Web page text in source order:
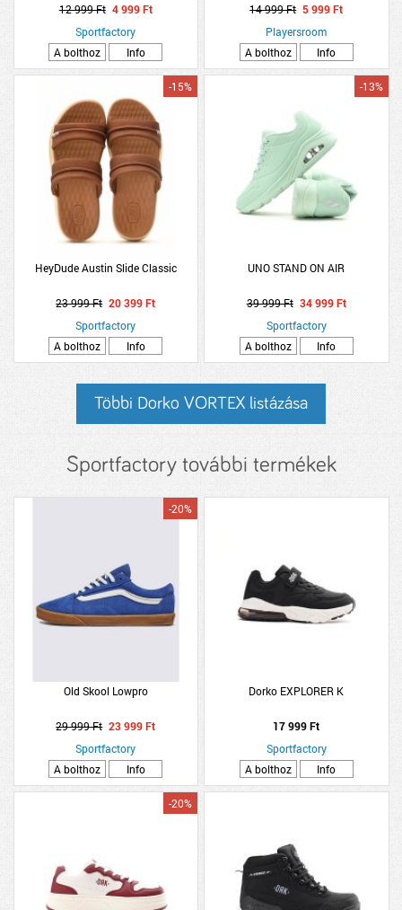
12 999 Ft 4 999 Ft
Sportfactory
A bolthoz
Info
14 999 Ft 5 999 Ft
Playersroom
A bolthoz
Info
HeyDude Austin Slide Classic
-15%
23 999 Ft 20 399 Ft
Sportfactory
A bolthoz
Info
UNO STAND ON AIR
-13%
39 999 Ft 34 999 Ft
Sportfactory
A bolthoz
Info
Többi Dorko VORTEX listázása
Sportfactory további termékek
Old Skool Lowpro
-20%
29 999 Ft 23 999 Ft
Sportfactory
A bolthoz
Info
Dorko EXPLORER K
17 999 Ft
Sportfactory
A bolthoz
Info
-20%